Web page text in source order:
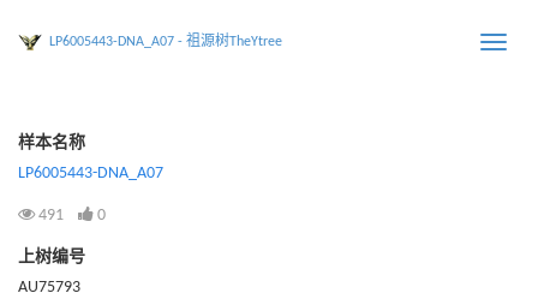
Toggle
LP6005443-DNA_A07 - 祖源树TheYtree
样本名称
LP6005443-DNA_A07
491 0
上树编号
AU75793